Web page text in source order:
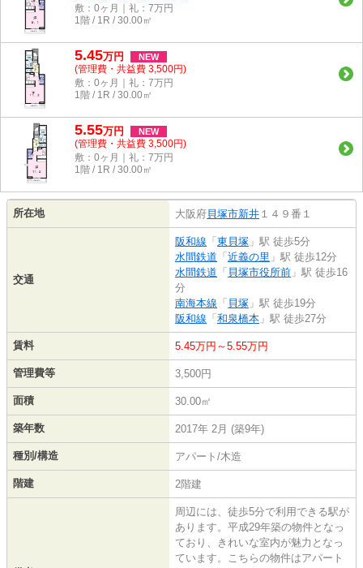
敷：0ヶ月｜礼：7万円
1階 / 1R / 30.00㎡
5.45万円 NEW
(管理費・共益費 3,500円)
敷：0ヶ月｜礼：7万円
1階 / 1R / 30.00㎡
5.55万円 NEW
(管理費・共益費 3,500円)
敷：0ヶ月｜礼：7万円
1階 / 1R / 30.00㎡
所在地 大阪府貝塚市新井 １４９番１
交通
阪和線 「 東貝塚 」駅 徒歩5分
水間鉄道 「 近義の里 」駅 徒歩12分
水間鉄道 「 貝塚市役所前 」駅 徒歩16
分
南海本線 「 貝塚 」駅 徒歩19分
阪和線 「 和泉橋本 」駅 徒歩27分
賃料 5.45万円～5.55万円
管理費等 3,500円
面積 30.00㎡
築年数 2017年 2月 (築9年)
種別/構造 アパート/木造
階建 2階建
周辺には、徒歩5分で利用できる駅が
あります。平成29年築の物件となっ
ており、きれいな室内が魅力となっ
ています。こちらの物件はアパート